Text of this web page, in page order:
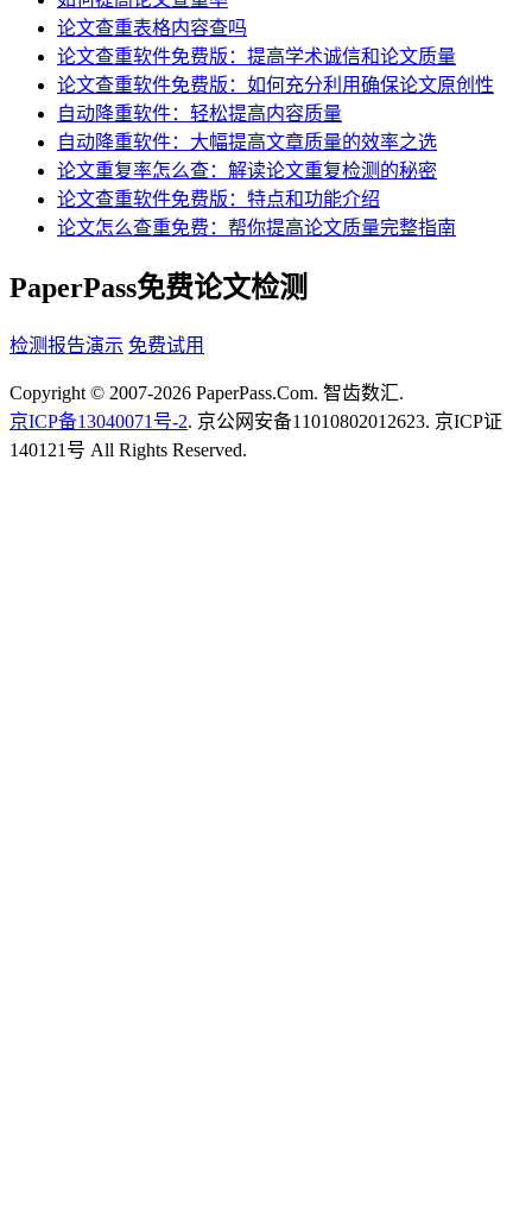
论文查重表格内容查吗
论文查重软件免费版：提高学术诚信和论文质量
论文查重软件免费版：如何充分利用确保论文原创性
自动降重软件：轻松提高内容质量
自动降重软件：大幅提高文章质量的效率之选
论文重复率怎么查：解读论文重复检测的秘密
论文查重软件免费版：特点和功能介绍
论文怎么查重免费：帮你提高论文质量完整指南
PaperPass免费论文检测
检测报告演示 免费试用
Copyright © 2007-2026 PaperPass.Com. 智齿数汇.
京ICP备13040071号-2. 京公网安备11010802012623. 京ICP证
140121号 All Rights Reserved.